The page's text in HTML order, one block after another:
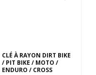
CLÉ À RAYON DIRT BIKE
/ PIT BIKE / MOTO /
ENDURO / CROSS